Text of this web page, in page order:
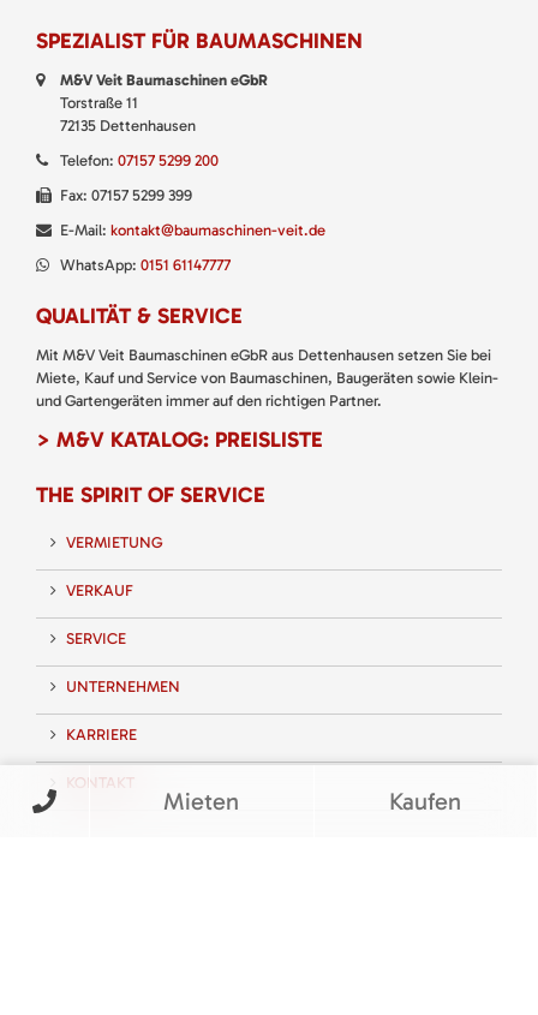
SPEZIALIST FÜR BAUMASCHINEN
M&V Veit Baumaschinen eGbR
Torstraße 11
72135 Dettenhausen
Telefon: 07157 5299 200
Fax: 07157 5299 399
E-Mail: kontakt@baumaschinen-veit.de
WhatsApp: 0151 61147777
QUALITÄT & SERVICE
Mit M&V Veit Baumaschinen eGbR aus Dettenhausen setzen Sie bei
Miete, Kauf und Service von Baumaschinen, Baugeräten sowie Klein-
und Gartengeräten immer auf den richtigen Partner.
> M&V KATALOG: PREISLISTE
THE SPIRIT OF SERVICE
VERMIETUNG
VERKAUF
SERVICE
UNTERNEHMEN
KARRIERE
KONTAKT
Mieten Kaufen